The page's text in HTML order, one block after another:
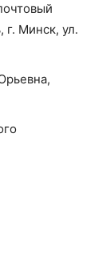
г. Минск, ул.